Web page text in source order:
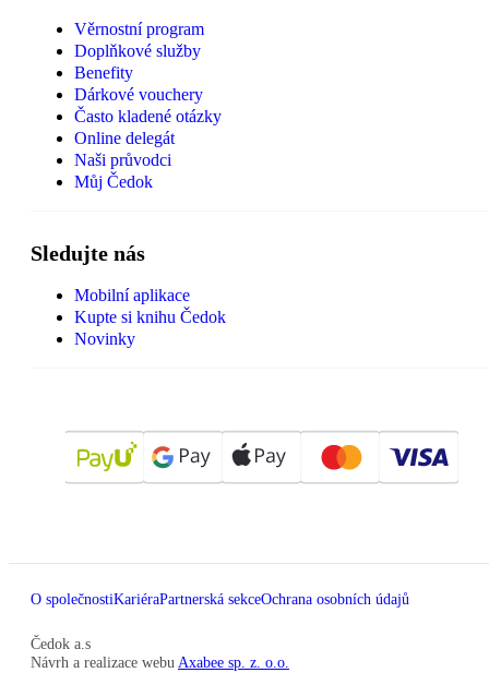
Věrnostní program
Doplňkové služby
Benefity
Dárkové vouchery
Často kladené otázky
Online delegát
Naši průvodci
Můj Čedok
Sledujte nás
Mobilní aplikace
Kupte si knihu Čedok
Novinky
O společnostiKariéraPartnerská sekceOchrana osobních údajů
Čedok a.s
Návrh a realizace webu Axabee sp. z. o.o.